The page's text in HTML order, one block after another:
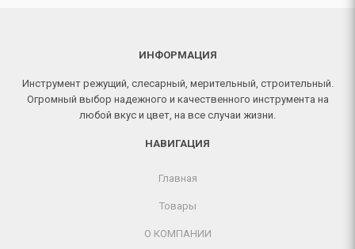
ИНФОРМАЦИЯ
Инструмент режущий, слесарный, мерительный, строительный.
Огромный выбор надежного и качественного инструмента на
любой вкус и цвет, на все случаи жизни.
НАВИГАЦИЯ
Главная
Товары
О КОМПАНИИ